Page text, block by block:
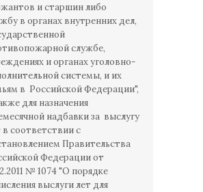
и старшин либо
в органах внутренних дел,
службе,
и органах уголовно-
системы, и их
в Российской Федерации",
для назначения
надбавки за выслугу
в соответствии с
Правительства
Федерации от
№ 1074 "О порядке
выслуги лет для